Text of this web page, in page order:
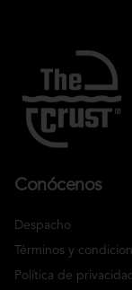
Conócenos
Despacho
Términos y
Política de